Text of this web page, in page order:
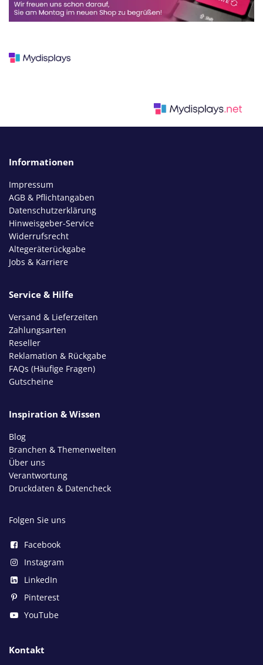
Informationen
Impressum
AGB & Pflichtangaben
Datenschutzerklärung
Hinweisgeber-Service
Widerrufsrecht
Altegeräterückgabe
Jobs & Karriere
Service & Hilfe
Versand & Lieferzeiten
Zahlungsarten
Reseller
Reklamation & Rückgabe
FAQs (Häufige Fragen)
Gutscheine
Inspiration & Wissen
Blog
Branchen & Themenwelten
Über uns
Verantwortung
Druckdaten & Datencheck
Folgen Sie uns
Facebook
Instagram
LinkedIn
Pinterest
YouTube
Kontakt